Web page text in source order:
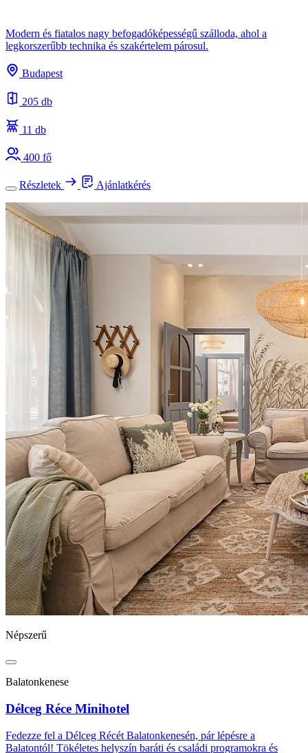
Modern és fiatalos nagy befogadóképességű szálloda, ahol a
legkorszerűbb technika és szakértelem párosul.
Budapest
205 db
11 db
400 fő
Részletek Ajánlatkérés
Népszerű
Balatonkenese
Délceg Réce Minihotel
Fedezze fel a Délceg Récét Balatonkenesén, pár lépésre a
Balatontól! Tökéletes helyszín baráti és családi programokra és